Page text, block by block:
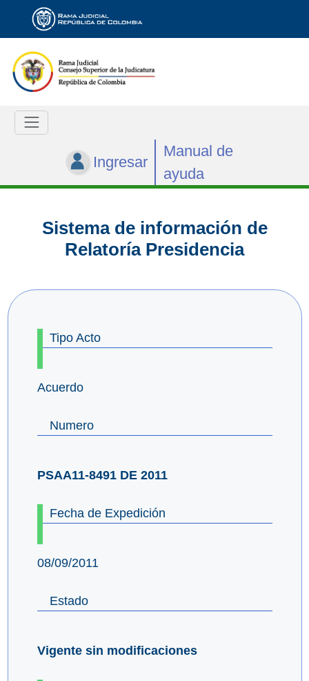
Ingresar
Manual de
ayuda
Sistema de información de
Relatoría Presidencia
Tipo Acto
Acuerdo
Numero
PSAA11-8491 DE 2011
Fecha de Expedición
08/09/2011
Estado
Vigente sin modificaciones